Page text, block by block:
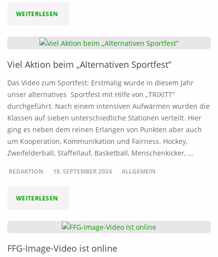
WEITERLESEN
Viel Aktion beim „Alternativen Sportfest“
Das Video zum Sportfest: Erstmalig wurde in diesem Jahr
unser alternatives Sportfest mit Hilfe von „TRIXITT“
durchgeführt. Nach einem intensiven Aufwärmen wurden die
Klassen auf sieben unterschiedliche Stationen verteilt. Hier
ging es neben dem reinen Erlangen von Punkten aber auch
um Kooperation, Kommunikation und Fairness. Hockey,
Zweifelderball, Staffellauf, Basketball, Menschenkicker, …
REDAKTION 18. SEPTEMBER 2024 ALLGEMEIN
WEITERLESEN
FFG-Image-Video ist online